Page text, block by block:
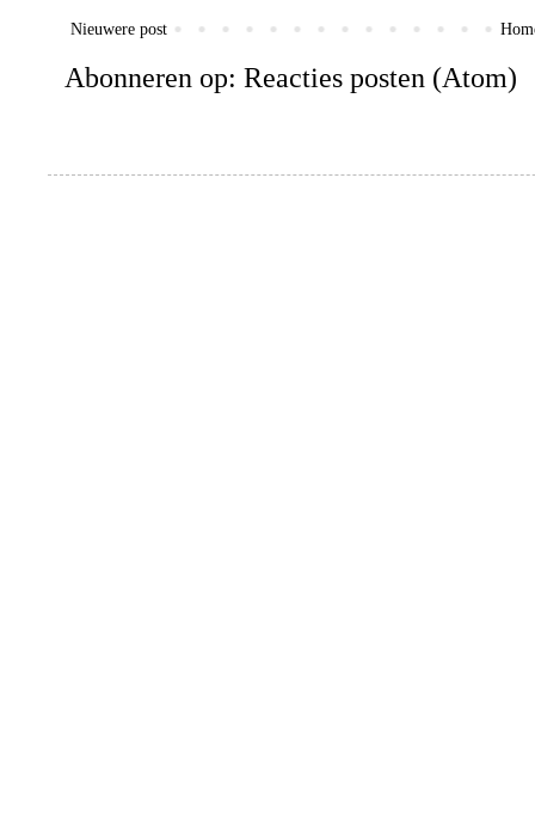
Nieuwere post
Abonneren op: Reacties posten (Atom)